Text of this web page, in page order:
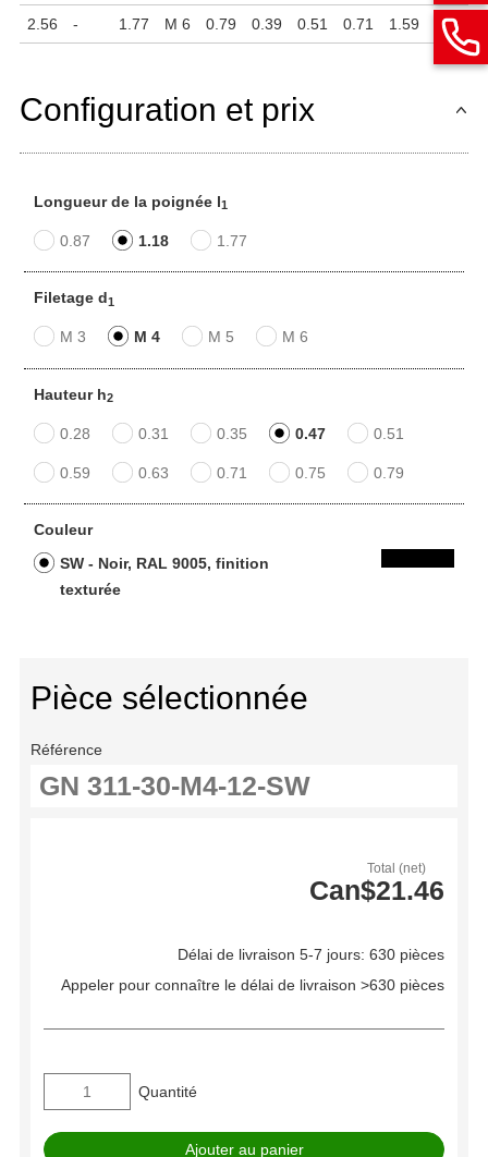
2.56 - 1.77 M 6 0.79 0.39 0.51 0.71 1.59 1.50
Configuration et prix
Longueur de la poignée l1
0.87 1.18 1.77
Filetage d1
M 3 M 4 M 5 M 6
Hauteur h2
0.28 0.31 0.35 0.47 0.51
0.59 0.63 0.71 0.75 0.79
Couleur
SW - Noir, RAL 9005, finition
texturée
Pièce sélectionnée
Référence
Total (net)
Can$21.46
Délai de livraison 5-7 jours: 630 pièces
Appeler pour connaître le délai de livraison >630 pièces
Quantité